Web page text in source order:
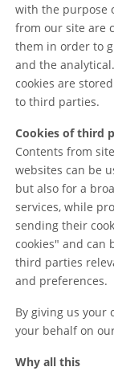
with the purpose
from our site are
them in order to
and the
cookies are
to third parties.
Cookies of third
Contents from
websites can be
but also for a
services, while
sending their
cookies" and can
third parties
and preferences.
By giving us your
your behalf on
Why all this